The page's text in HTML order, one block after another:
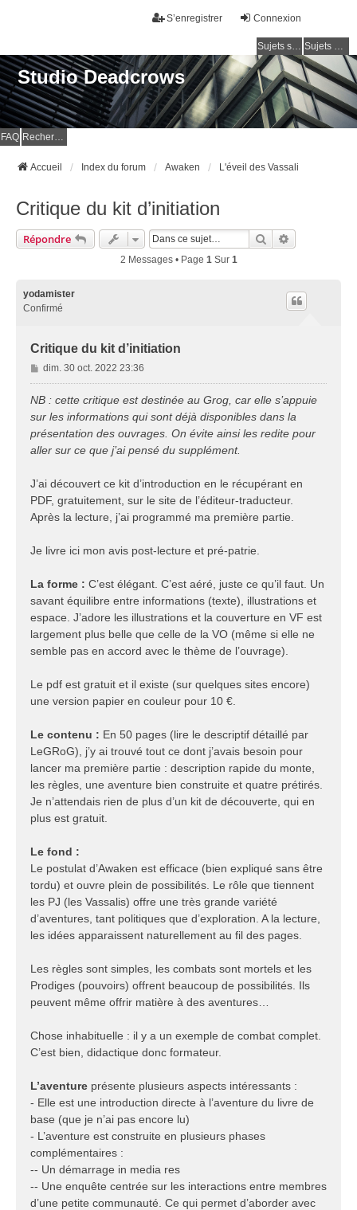
Connexion
S’enregistrer
Sujets sans réponse Sujets actifs
Studio Deadcrows
FAQ Rechercher
Accueil Index du forum Awaken L'éveil des Vassali
Critique du kit d’initiation
Répondre Rechercher
2 Messages • Page 1Sur 1
yodamister
Confirmé
Critique du kit d’initiation
M
e
s
a
g
e
dim. 30 oct. 2022 23:36
NB : cette critique est destinée au Grog, car elle s’appuie
sur les informations qui sont déjà disponibles dans la
présentation des ouvrages. On évite ainsi les redite pour
aller sur ce que j’ai pensé du supplément.
J’ai découvert ce kit d’introduction en le récupérant en
PDF, gratuitement, sur le site de l’éditeur-traducteur.
Après la lecture, j’ai programmé ma première partie.
Je livre ici mon avis post-lecture et pré-patrie.
La forme : C’est élégant. C’est aéré, juste ce qu’il faut. Un
savant équilibre entre informations (texte), illustrations et
espace. J’adore les illustrations et la couverture en VF est
largement plus belle que celle de la VO (même si elle ne
semble pas en accord avec le thème de l’ouvrage).
Le pdf est gratuit et il existe (sur quelques sites encore)
une version papier en couleur pour 10 €.
Le contenu : En 50 pages (lire le descriptif détaillé par
LeGRoG), j’y ai trouvé tout ce dont j’avais besoin pour
lancer ma première partie : description rapide du monte,
les règles, une aventure bien construite et quatre prétirés.
Je n’attendais rien de plus d’un kit de découverte, qui en
plus est gratuit.
Le fond :
Le postulat d’Awaken est efficace (bien expliqué sans être
tordu) et ouvre plein de possibilités. Le rôle que tiennent
les PJ (les Vassalis) offre une très grande variété
d’aventures, tant politiques que d’exploration. A la lecture,
les idées apparaissent naturellement au fil des pages.
Les règles sont simples, les combats sont mortels et les
Prodiges (pouvoirs) offrent beaucoup de possibilités. Ils
peuvent même offrir matière à des aventures…
Chose inhabituelle : il y a un exemple de combat complet.
C’est bien, didactique donc formateur.
L’aventure présente plusieurs aspects intéressants :
- Elle est une introduction directe à l’aventure du livre de
base (que je n’ai pas encore lu)
- L’aventure est construite en plusieurs phases
complémentaires :
-- Un démarrage in media res
-- Une enquête centrée sur les interactions entre membres
d’une petite communauté. Ce qui permet d’aborder avec